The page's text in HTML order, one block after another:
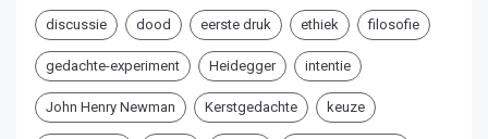
discussie dood eerste druk ethiek filosofie
gedachte-experiment Heidegger intentie
John Henry Newman Kerstgedachte keuze